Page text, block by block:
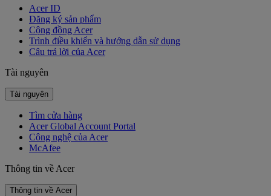
Acer ID
Đăng ký sản phẩm
Cộng đồng Acer
Trình điều khiển và hướng dẫn sử dụng
Câu trả lời của Acer
Tài nguyên
Tài nguyên
Tìm cửa hàng
Acer Global Account Portal
Công nghệ của Acer
McAfee
Thông tin về Acer
Thông tin về Acer